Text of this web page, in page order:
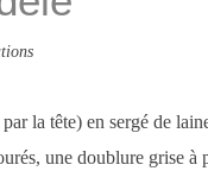
la tête) en sergé de
une doublure grise à